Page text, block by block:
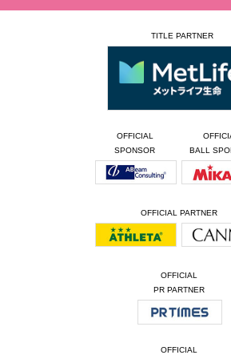
TITLE PARTNER
OFFICIAL
SPONSOR
BALL
OFFICIAL PARTNER
OFFICIAL
PR PARTNER
OFFICIAL